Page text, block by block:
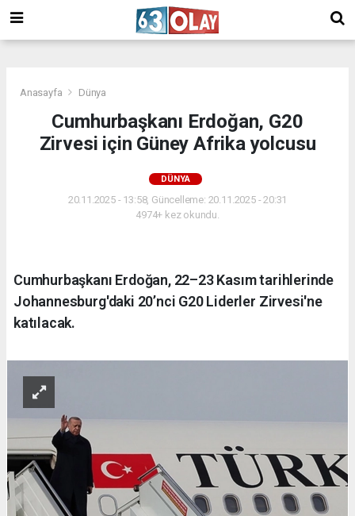
Anasayfa Dünya
Cumhurbaşkanı Erdoğan, G20
Zirvesi için Güney Afrika yolcusu
DÜNYA
20.11.2025 - 13:58, Güncelleme: 20.11.2025 - 20:31
4974+ kez okundu.
Cumhurbaşkanı Erdoğan, 22–23 Kasım tarihlerinde
Johannesburg'daki 20’nci G20 Liderler Zirvesi'ne
katılacak.